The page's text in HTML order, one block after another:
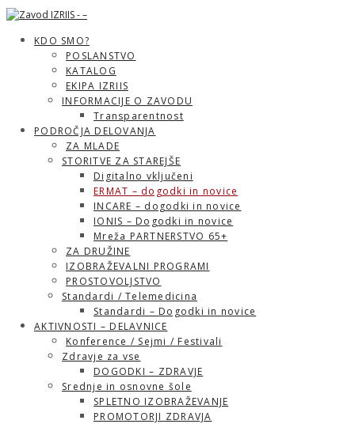
KDO SMO?
POSLANSTVO
KATALOG
EKIPA IZRIIS
INFORMACIJE O ZAVODU
Transparentnost
PODROČJA DELOVANJA
ZA MLADE
STORITVE ZA STAREJŠE
Digitalno vključeni
ERMAT – dogodki in novice
INCARE – dogodki in novice
IONIS – Dogodki in novice
Mreža PARTNERSTVO 65+
ZA DRUŽINE
IZOBRAŽEVALNI PROGRAMI
PROSTOVOLJSTVO
Standardi / Telemedicina
Standardi – Dogodki in novice
AKTIVNOSTI – DELAVNICE
Konference / Sejmi / Festivali
Zdravje za vse
DOGODKI – ZDRAVJE
Srednje in osnovne šole
SPLETNO IZOBRAŽEVANJE
PROMOTORJI ZDRAVJA